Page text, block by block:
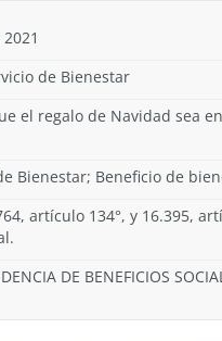
de Bienestar
el regalo de Navidad sea
Bienestar; Beneficio de
artículo 134°, y 16.395,
DE BENEFICIOS